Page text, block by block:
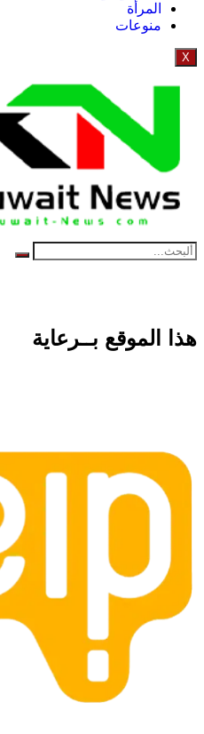
المرأة
منوعات
X
NE
News Elementor
هذا الموقع بــرعاية